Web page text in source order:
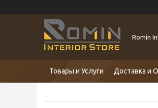
Romin
Товары и Услуги Доставка и